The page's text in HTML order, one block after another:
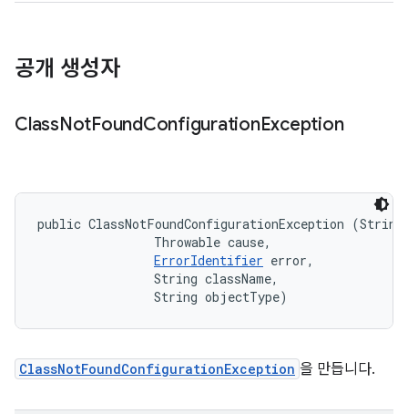
공개 생성자
ClassNotFoundConfigurationException
public ClassNotFoundConfigurationException
                Throwable cause,
ErrorIdentifier error,
                String className,
                String objectType)
ClassNotFoundConfigurationException 을 만듭니다.